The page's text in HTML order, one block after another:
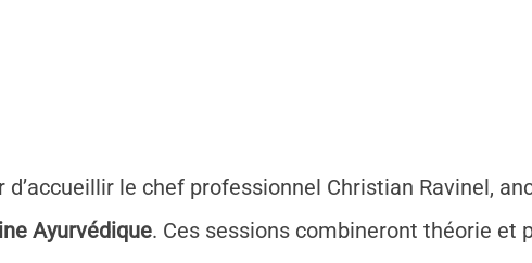
le chef professionnel Christian Ravinel,
Ayurvédique. Ces sessions combineront théorie et